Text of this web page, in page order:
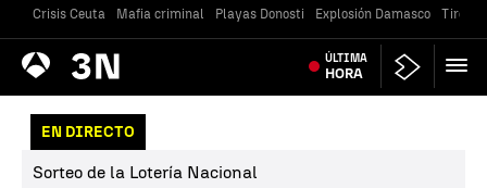
Crisis Ceuta Mafia criminal Playas Donosti Explosión Damasco Tiroteo
Antena
3 Noticias ÚLTIMA
HORA
EN DIRECTO
Sorteo de la Lotería Nacional